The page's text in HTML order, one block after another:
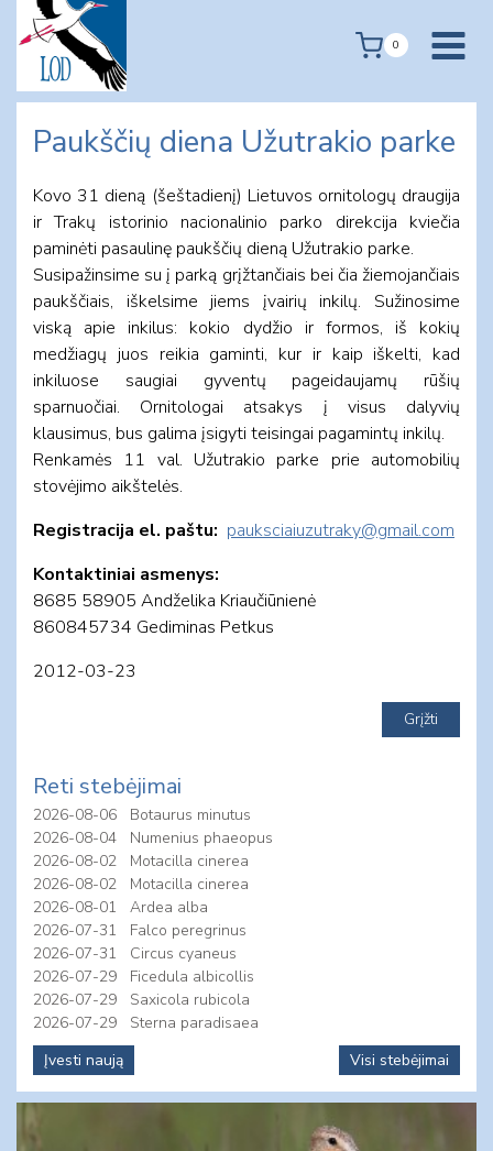
content
0
Paukščių diena Užutrakio parke
Kovo 31 dieną (šeštadienį) Lietuvos ornitologų draugija
ir Trakų istorinio nacionalinio parko direkcija kviečia
paminėti pasaulinę paukščių dieną Užutrakio parke.
Susipažinsime su į parką grįžtančiais bei čia žiemojančiais
paukščiais, iškelsime jiems įvairių inkilų. Sužinosime
viską apie inkilus: kokio dydžio ir formos, iš kokių
medžiagų juos reikia gaminti, kur ir kaip iškelti, kad
inkiluose saugiai gyventų pageidaujamų rūšių
sparnuočiai. Ornitologai atsakys į visus dalyvių
klausimus, bus galima įsigyti teisingai pagamintų inkilų.
Renkamės 11 val. Užutrakio parke prie automobilių
stovėjimo aikštelės.
Registracija el. paštu: pauksciaiuzutraky@gmail.com
Kontaktiniai asmenys:
8685 58905 Andželika Kriaučiūnienė
860845734 Gediminas Petkus
2012-03-23
Reti stebėjimai
2026-08-06
Botaurus minutus
2026-08-04
Numenius phaeopus
2026-08-02
Motacilla cinerea
2026-08-02
Motacilla cinerea
2026-08-01
Ardea alba
2026-07-31
Falco peregrinus
2026-07-31
Circus cyaneus
2026-07-29
Ficedula albicollis
2026-07-29
Saxicola rubicola
2026-07-29
Sterna paradisaea
Įvesti naują
Visi stebėjimai